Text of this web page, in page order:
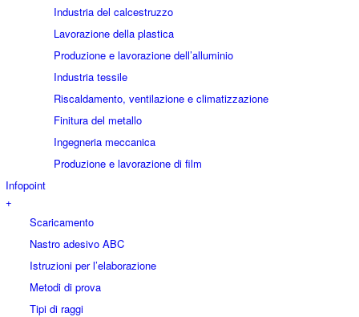
Industria del calcestruzzo
Lavorazione della plastica
Produzione e lavorazione dell’alluminio
Industria tessile
Riscaldamento, ventilazione e climatizzazione
Finitura del metallo
Ingegneria meccanica
Produzione e lavorazione di film
Infopoint
+
Scaricamento
Nastro adesivo ABC
Istruzioni per l’elaborazione
Metodi di prova
Tipi di raggi